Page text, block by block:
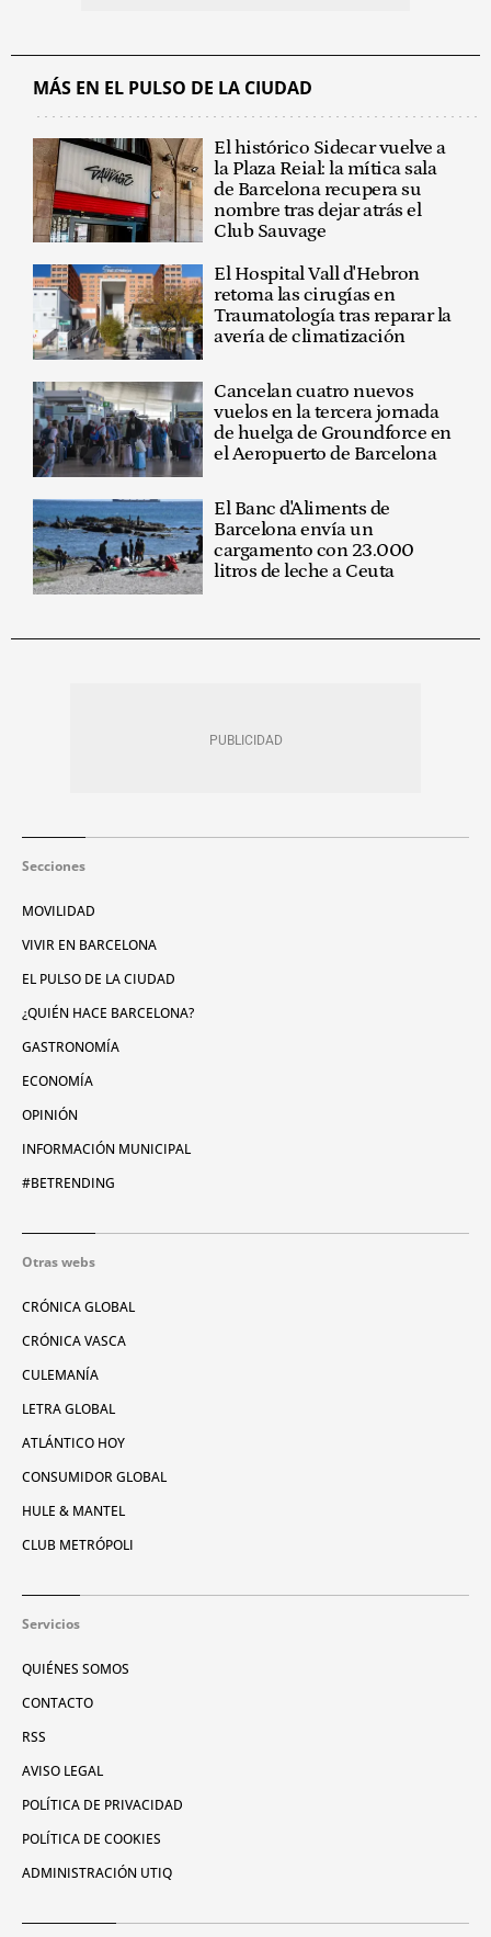
MÁS EN EL PULSO DE LA CIUDAD
El histórico Sidecar vuelve a
la Plaza Reial: la mítica sala
de Barcelona recupera su
nombre tras dejar atrás el
Club Sauvage
El Hospital Vall d'Hebron
retoma las cirugías en
Traumatología tras reparar la
avería de climatización
Cancelan cuatro nuevos
vuelos en la tercera jornada
de huelga de Groundforce en
el Aeropuerto de Barcelona
El Banc d'Aliments de
Barcelona envía un
cargamento con 23.000
litros de leche a Ceuta
Secciones
MOVILIDAD
VIVIR EN BARCELONA
EL PULSO DE LA CIUDAD
¿QUIÉN HACE BARCELONA?
GASTRONOMÍA
ECONOMÍA
OPINIÓN
INFORMACIÓN MUNICIPAL
#BETRENDING
Otras webs
CRÓNICA GLOBAL
CRÓNICA VASCA
CULEMANÍA
LETRA GLOBAL
ATLÁNTICO HOY
CONSUMIDOR GLOBAL
HULE & MANTEL
CLUB METRÓPOLI
Servicios
QUIÉNES SOMOS
CONTACTO
RSS
AVISO LEGAL
POLÍTICA DE PRIVACIDAD
POLÍTICA DE COOKIES
ADMINISTRACIÓN UTIQ